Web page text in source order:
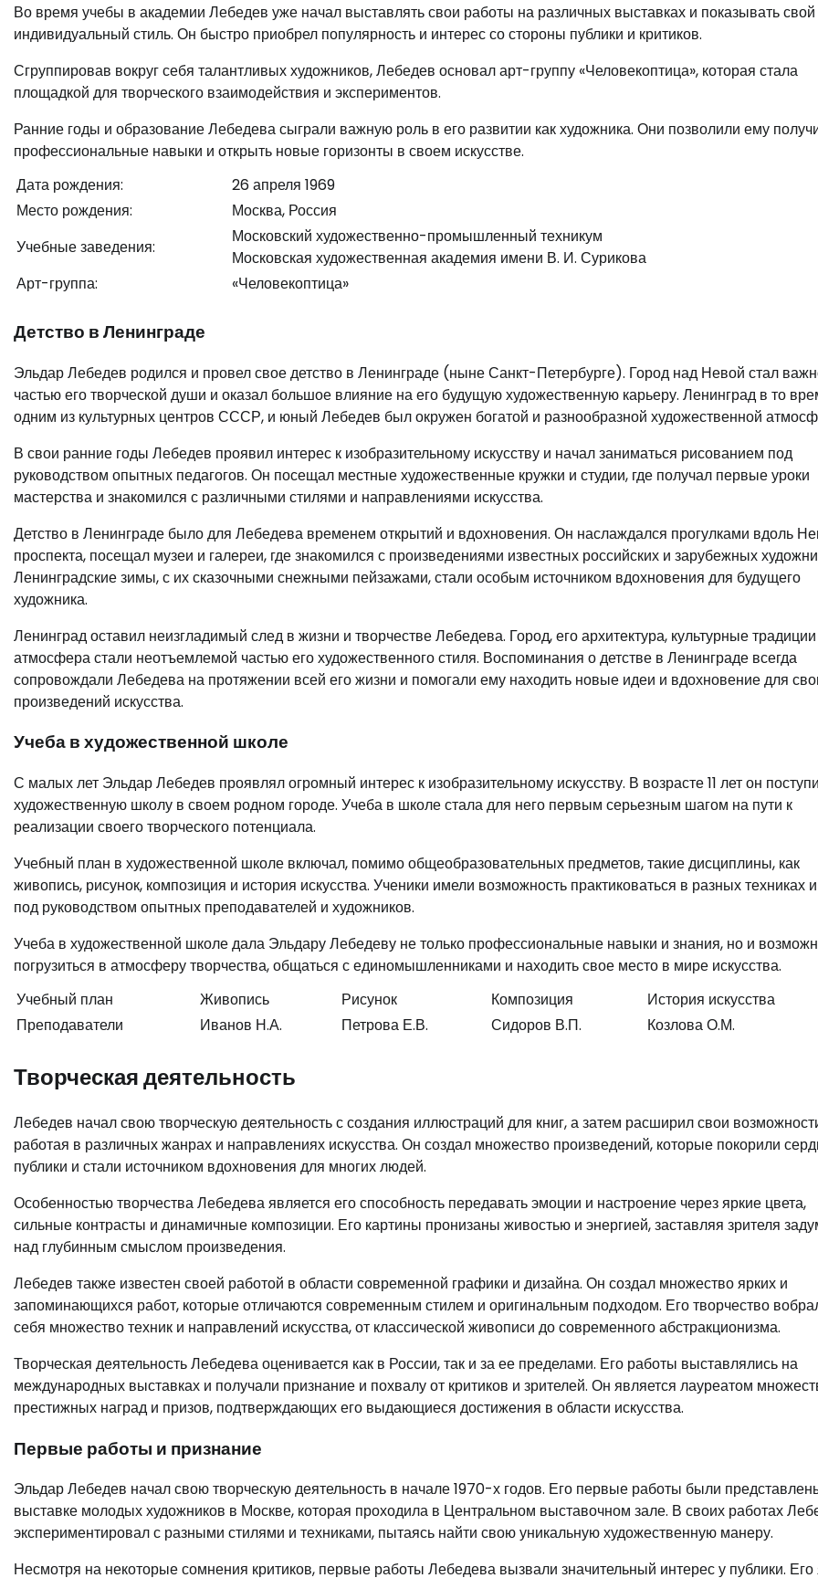
Во время учебы в академии Лебедев уже начал выставлять свои работы на различных выставках и показывать свой
индивидуальный стиль. Он быстро приобрел популярность и интерес со стороны публики и критиков.
Сгруппировав вокруг себя талантливых художников, Лебедев основал арт-группу «Человекоптица», которая стала
площадкой для творческого взаимодействия и экспериментов.
Ранние годы и образование Лебедева сыграли важную роль в его развитии как художника. Они позволили ему
профессиональные навыки и открыть новые горизонты в своем искусстве.
Дата рождения:
26 апреля 1969
Место рождения:
Москва, Россия
Учебные заведения:
Московский художественно-промышленный техникум
Московская художественная академия имени В. И. Сурикова
Арт-группа:
«Человекоптица»
Детство в Ленинграде
Эльдар Лебедев родился и провел свое детство в Ленинграде (ныне Санкт-Петербурге). Город над Невой стал
частью его творческой души и оказал большое влияние на его будущую художественную карьеру. Ленинград в то
одним из культурных центров СССР, и юный Лебедев был окружен богатой и разнообразной художественной
В свои ранние годы Лебедев проявил интерес к изобразительному искусству и начал заниматься рисованием под
руководством опытных педагогов. Он посещал местные художественные кружки и студии, где получал первые уроки
мастерства и знакомился с различными стилями и направлениями искусства.
Детство в Ленинграде было для Лебедева временем открытий и вдохновения. Он наслаждался прогулками вдоль
проспекта, посещал музеи и галереи, где знакомился с произведениями известных российских и зарубежных
Ленинградские зимы, с их сказочными снежными пейзажами, стали особым источником вдохновения для будущего
художника.
Ленинград оставил неизгладимый след в жизни и творчестве Лебедева. Город, его архитектура, культурные
атмосфера стали неотъемлемой частью его художественного стиля. Воспоминания о детстве в Ленинграде всегда
сопровождали Лебедева на протяжении всей его жизни и помогали ему находить новые идеи и вдохновение для
произведений искусства.
Учеба в художественной школе
С малых лет Эльдар Лебедев проявлял огромный интерес к изобразительному искусству. В возрасте 11 лет он
художественную школу в своем родном городе. Учеба в школе стала для него первым серьезным шагом на пути к
реализации своего творческого потенциала.
Учебный план в художественной школе включал, помимо общеобразовательных предметов, такие дисциплины, как
живопись, рисунок, композиция и история искусства. Ученики имели возможность практиковаться в разных техниках
под руководством опытных преподавателей и художников.
Учеба в художественной школе дала Эльдару Лебедеву не только профессиональные навыки и знания, но и
погрузиться в атмосферу творчества, общаться с единомышленниками и находить свое место в мире искусства.
Учебный план
Живопись Рисунок Композиция
История искусства
Преподаватели
Иванов Н.А. Петрова Е.В. Сидоров В.П. Козлова О.М.
Творческая деятельность
Лебедев начал свою творческую деятельность с создания иллюстраций для книг, а затем расширил свои
работая в различных жанрах и направлениях искусства. Он создал множество произведений, которые покорили
публики и стали источником вдохновения для многих людей.
Особенностью творчества Лебедева является его способность передавать эмоции и настроение через яркие цвета,
сильные контрасты и динамичные композиции. Его картины пронизаны живостью и энергией, заставляя зрителя
над глубинным смыслом произведения.
Лебедев также известен своей работой в области современной графики и дизайна. Он создал множество ярких и
запоминающихся работ, которые отличаются современным стилем и оригинальным подходом. Его творчество
себя множество техник и направлений искусства, от классической живописи до современного абстракционизма.
Творческая деятельность Лебедева оценивается как в России, так и за ее пределами. Его работы выставлялись на
международных выставках и получали признание и похвалу от критиков и зрителей. Он является лауреатом
престижных наград и призов, подтверждающих его выдающиеся достижения в области искусства.
Первые работы и признание
Эльдар Лебедев начал свою творческую деятельность в начале 1970-х годов. Его первые работы были
выставке молодых художников в Москве, которая проходила в Центральном выставочном зале. В своих работах
экспериментировал с разными стилями и техниками, пытаясь найти свою уникальную художественную манеру.
Несмотря на некоторые сомнения критиков, первые работы Лебедева вызвали значительный интерес у публики. Его